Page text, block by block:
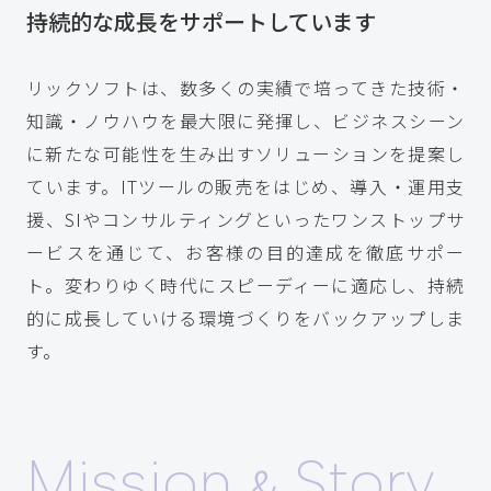
持続的な成長をサポートしています
リックソフトは、数多くの実績で培ってきた技術・
知識・ノウハウを最大限に発揮し、ビジネスシーン
に新たな可能性を生み出すソリューションを提案し
ています。ITツールの販売をはじめ、導入・運用支
援、SIやコンサルティングといったワンストップサ
ービスを通じて、お客様の目的達成を徹底サポー
ト。変わりゆく時代にスピーディーに適応し、持続
的に成長していける環境づくりをバックアップしま
す。